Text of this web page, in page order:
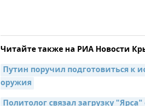
Читайте также на РИА Новости
Путин поручил подготовиться к
оружия
Политолог связал загрузку